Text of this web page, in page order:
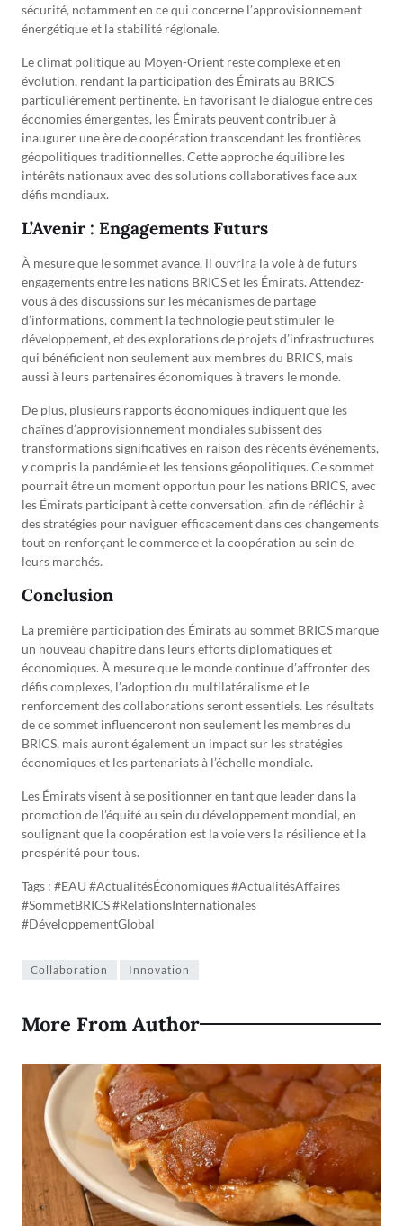
sécurité, notamment en ce qui concerne l’approvisionnement
énergétique et la stabilité régionale.
Le climat politique au Moyen-Orient reste complexe et en
évolution, rendant la participation des Émirats au BRICS
particulièrement pertinente. En favorisant le dialogue entre ces
économies émergentes, les Émirats peuvent contribuer à
inaugurer une ère de coopération transcendant les frontières
géopolitiques traditionnelles. Cette approche équilibre les
intérêts nationaux avec des solutions collaboratives face aux
défis mondiaux.
L’Avenir : Engagements Futurs
À mesure que le sommet avance, il ouvrira la voie à de futurs
engagements entre les nations BRICS et les Émirats. Attendez-
vous à des discussions sur les mécanismes de partage
d’informations, comment la technologie peut stimuler le
développement, et des explorations de projets d’infrastructures
qui bénéficient non seulement aux membres du BRICS, mais
aussi à leurs partenaires économiques à travers le monde.
De plus, plusieurs rapports économiques indiquent que les
chaînes d’approvisionnement mondiales subissent des
transformations significatives en raison des récents événements,
y compris la pandémie et les tensions géopolitiques. Ce sommet
pourrait être un moment opportun pour les nations BRICS, avec
les Émirats participant à cette conversation, afin de réfléchir à
des stratégies pour naviguer efficacement dans ces changements
tout en renforçant le commerce et la coopération au sein de
leurs marchés.
Conclusion
La première participation des Émirats au sommet BRICS marque
un nouveau chapitre dans leurs efforts diplomatiques et
économiques. À mesure que le monde continue d’affronter des
défis complexes, l’adoption du multilatéralisme et le
renforcement des collaborations seront essentiels. Les résultats
de ce sommet influenceront non seulement les membres du
BRICS, mais auront également un impact sur les stratégies
économiques et les partenariats à l’échelle mondiale.
Les Émirats visent à se positionner en tant que leader dans la
promotion de l’équité au sein du développement mondial, en
soulignant que la coopération est la voie vers la résilience et la
prospérité pour tous.
Tags : #EAU #ActualitésÉconomiques #ActualitésAffaires
#SommetBRICS #RelationsInternationales
#DéveloppementGlobal
Collaboration Innovation
More From Author